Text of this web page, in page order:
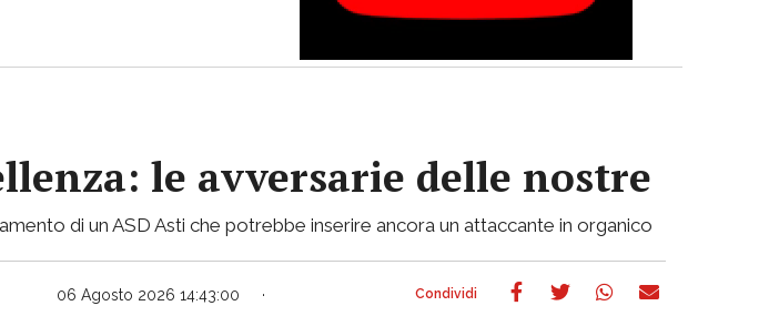
le avversarie delle nostre
di un ASD Asti che potrebbe inserire ancora un attaccante in organico
06 Agosto 2026 14:43:00